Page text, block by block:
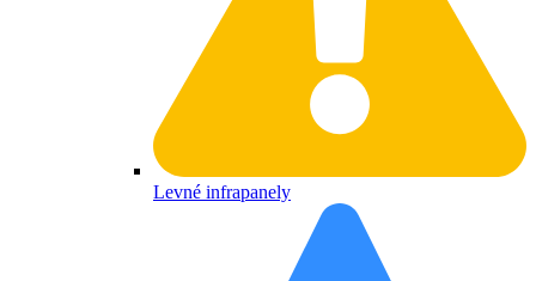
Levné infrapanely